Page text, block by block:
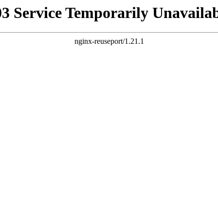
Service Temporarily
nginx-reuseport/1.21.1